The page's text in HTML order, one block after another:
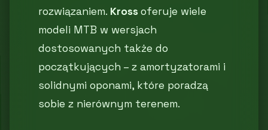
rozwiązaniem. Krossoferuje wiele
modeli MTB w wersjach
dostosowanych także do
początkujących – z amortyzatorami i
solidnymi oponami, które poradzą
sobie z nierównym terenem.